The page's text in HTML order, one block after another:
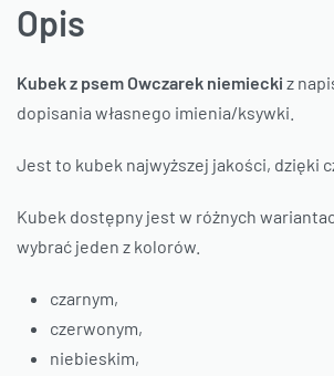
Opis
Kubek z psem Owczarek niemiecki z
dopisania własnego imienia/ksywki.
Jest to kubek najwyższej jakości, dzięki
Kubek dostępny jest w różnych
wybrać jeden z kolorów.
czarnym,
czerwonym,
niebieskim,